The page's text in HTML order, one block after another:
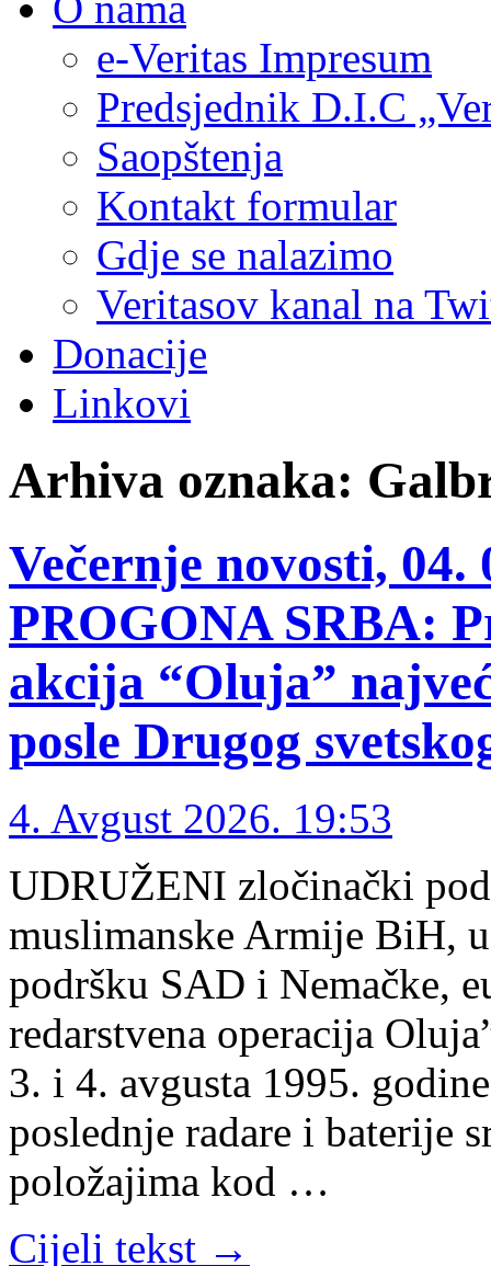
e-Veritas Impresum
Predsjednik D.I.C
Saopštenja
Kontakt formular
Gdje se nalazimo
Veritasov kanal na
Donacije
Linkovi
Arhiva oznaka:
Večernje novosti,
PROGONA SRBA:
akcija “Oluja”
posle Drugog
4. Avgust 2026. 19:53
UDRUŽENI zločinački
muslimanske Armije BiH,
podršku SAD i Nemačke,
redarstvena operacija
3. i 4. avgusta 1995.
poslednje radare i baterije
položajima kod …
Cijeli tekst →